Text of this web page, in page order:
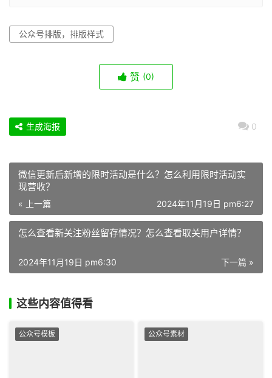
公众号排版，排版样式
赞 (0)
0
生成海报
微信更新后新增的限时活动是什么？怎么利用限时活动实
现营收？
« 上一篇 2024年11月19日 pm6:27
怎么查看新关注粉丝留存情况？怎么查看取关用户详情？
下一篇 »
2024年11月19日 pm6:30
这些内容值得看
公众号模板 公众号素材